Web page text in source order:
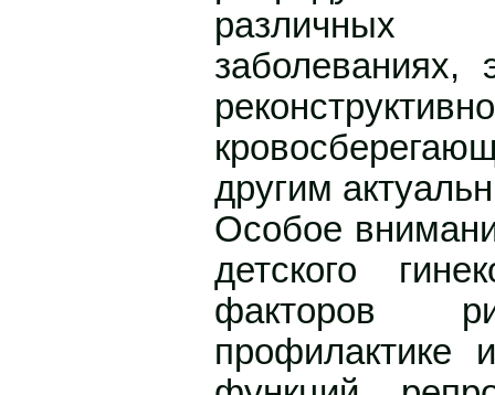
различных
заболеваниях,
другим
Особое
детского
факторов
профилактике